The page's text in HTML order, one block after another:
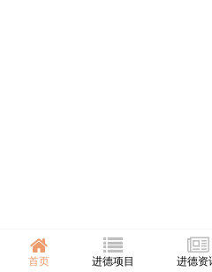
首页 进德项目 进德资